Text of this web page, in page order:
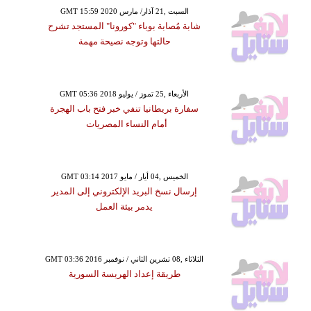
GMT 15:59 2020 السبت ,21 آذار/ مارس
شابة مُصابة بوباء "كورونا" المستجد تشرح
حالتها وتوجه نصيحة مهمة
GMT 05:36 2018 الأربعاء ,25 تموز / يوليو
سفارة بريطانيا تنفي خبر فتح باب الهجرة
أمام النساء المصريات
GMT 03:14 2017 الخميس ,04 أيار / مايو
إرسال نسخ البريد الإلكتروني إلى المدير
يدمر بيئة العمل
GMT 03:36 2016 الثلاثاء ,08 تشرين الثاني / نوفمبر
طريقة إعداد الهريسة السورية